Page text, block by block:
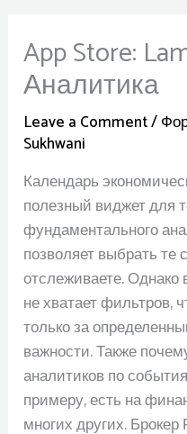
‎App Store:
Аналитика
Leave a Comment/
Sukhwani
Календарь
полезный виджет для
фундаментального
позволяет выбрать
отслеживаете.
не хватает фильтров,
только за
важности. Также
аналитиков по
примеру, есть на
многих других.